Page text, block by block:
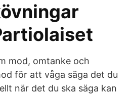
mod, omtanke och
för att våga säga det du
när det du ska säga kan